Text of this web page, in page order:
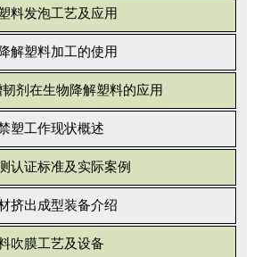
料发泡工艺及应用
解塑料加工的使用
剂在生物降解塑料的应用
塑工作现状概述
认证标准及实际案例
挤出成型装备介绍
吹膜工艺及设备